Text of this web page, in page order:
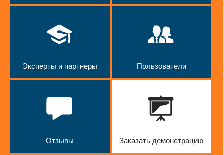
Эксперты и партнеры Пользователи
Отзывы Заказать демонстрацию